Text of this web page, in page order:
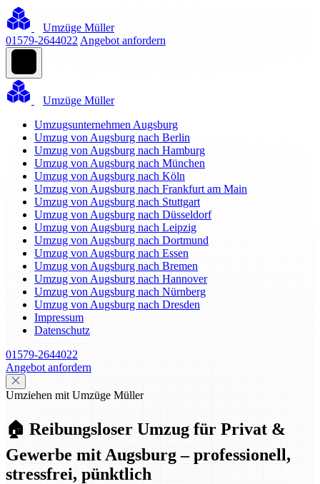
Umzüge Müller
01579-2644022 Angebot anfordern
Umzüge Müller
Umzugsunternehmen Augsburg
Umzug von Augsburg nach Berlin
Umzug von Augsburg nach Hamburg
Umzug von Augsburg nach München
Umzug von Augsburg nach Köln
Umzug von Augsburg nach Frankfurt am Main
Umzug von Augsburg nach Stuttgart
Umzug von Augsburg nach Düsseldorf
Umzug von Augsburg nach Leipzig
Umzug von Augsburg nach Dortmund
Umzug von Augsburg nach Essen
Umzug von Augsburg nach Bremen
Umzug von Augsburg nach Hannover
Umzug von Augsburg nach Nürnberg
Umzug von Augsburg nach Dresden
Impressum
Datenschutz
01579-2644022
Angebot anfordern
Umziehen mit Umzüge Müller
🏠 Reibungsloser Umzug für Privat &
Gewerbe mit Augsburg – professionell,
stressfrei, pünktlich